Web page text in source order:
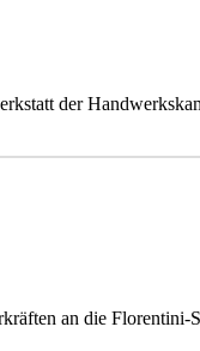
der
an die Florentini-